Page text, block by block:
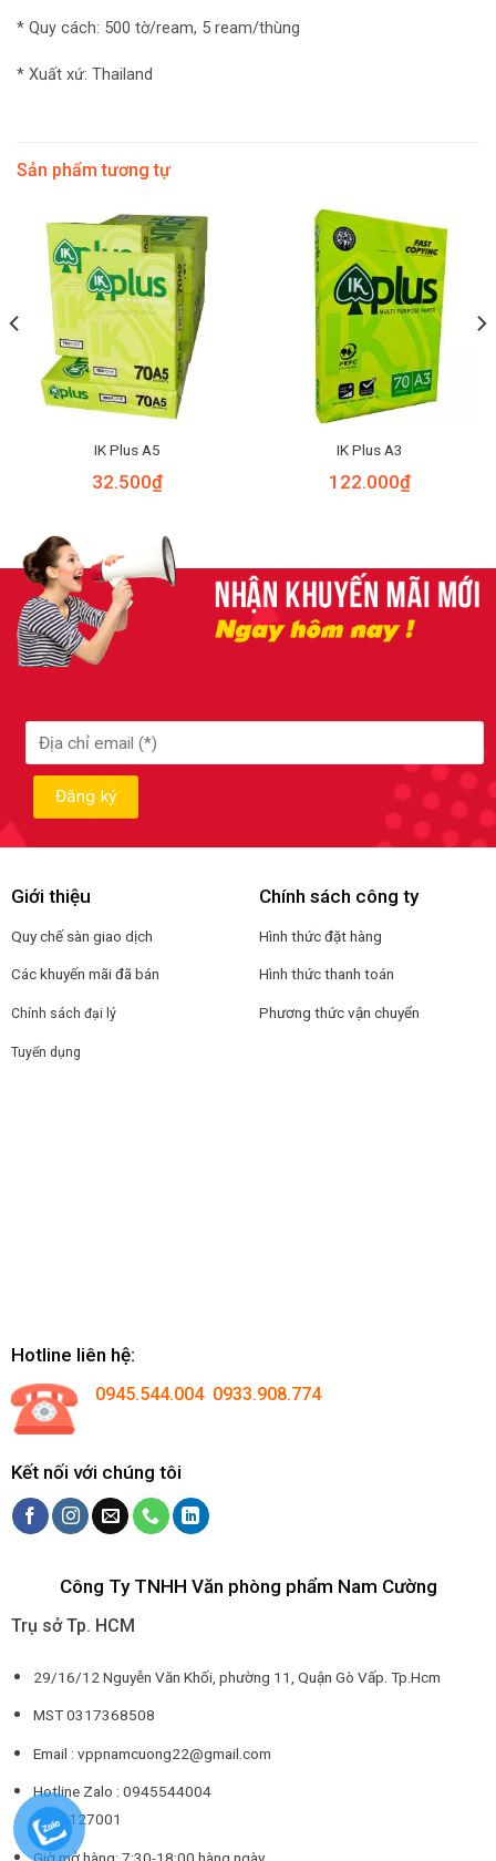
* Quy cách: 500 tờ/ream, 5 ream/thùng
* Xuất xứ: Thailand
Sản phẩm tương tự
IK Plus A5
32.500₫
IK Plus A3
122.000₫
Giới thiệu
Quy chế sàn giao dịch
Các khuyến mãi đã bán
Chính sách đại lý
Tuyển dụng
Chính sách công ty
Hình thức đặt hàng
Hình thức thanh toán
Phương thức vận chuyển
Hotline liên hệ:
0945.544.004 0933.908.774
Kết nối với chúng tôi
Công Ty TNHH Văn phòng phẩm Nam Cường
Trụ sở Tp. HCM
29/16/12 Nguyễn Văn Khối, phường 11, Quận Gò Vấp. Tp.Hcm
MST 0317368508
Email : vppnamcuong22@gmail.com
Hotline Zalo : 0945544004
0932127001